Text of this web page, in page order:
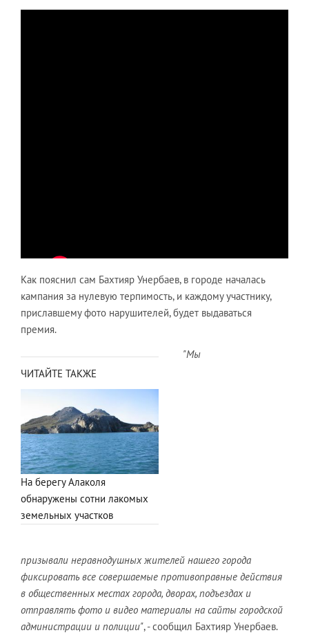
Как пояснил сам Бахтияр Унербаев, в городе началась
кампания за нулевую терпимость, и каждому участнику,
приславшему фото нарушителей, будет выдаваться
премия.
ЧИТАЙТЕ ТАКЖЕ
На берегу Алаколя
обнаружены сотни лакомых
земельных участков
"Мы
призывали неравнодушных жителей нашего города
фиксировать все совершаемые противоправные действия
в общественных местах города, дворах, подъездах и
отправлять фото и видео материалы на сайты городской
администрации и полиции", - сообщил Бахтияр Унербаев.